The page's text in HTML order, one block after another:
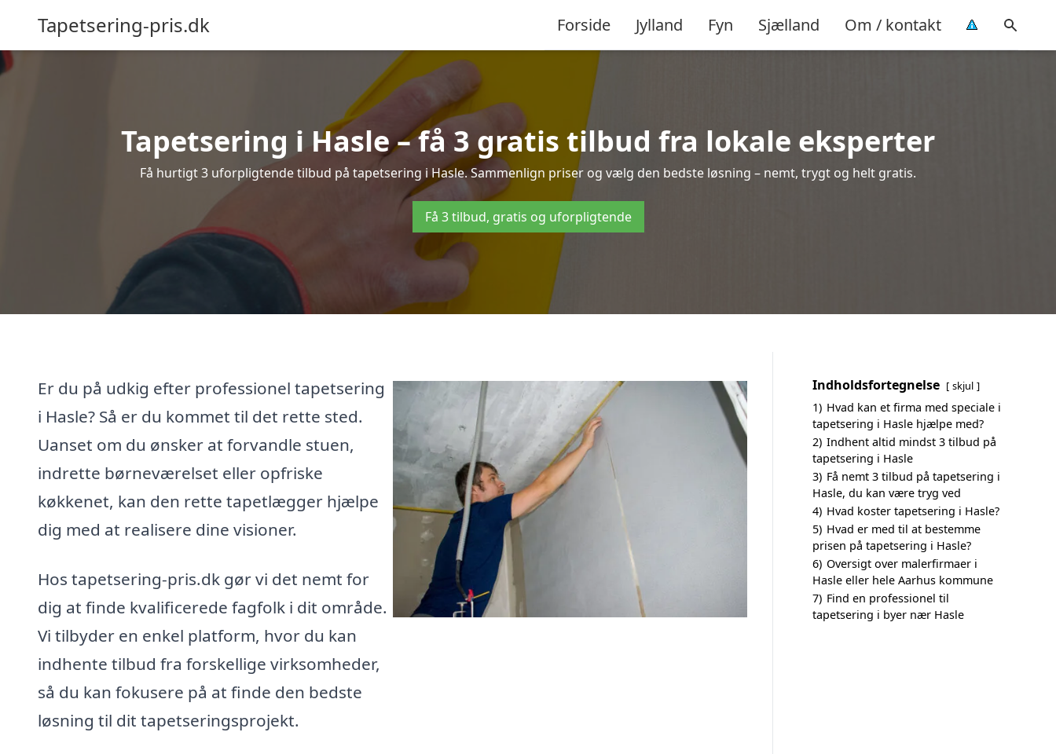
Tapetsering-pris.dk Forside Jylland Fyn Sjælland Om / kontakt
Tapetsering i Hasle – få 3 gratis tilbud fra lokale eksperter
Få hurtigt 3 uforpligtende tilbud på tapetsering i Hasle. Sammenlign priser og vælg den bedste løsning – nemt, trygt og helt gratis.
Få 3 tilbud, gratis og uforpligtende
Er du på udkig efter professionel tapetsering
i Hasle? Så er du kommet til det rette sted.
Uanset om du ønsker at forvandle stuen,
indrette børneværelset eller opfriske
køkkenet, kan den rette tapetlægger hjælpe
dig med at realisere dine visioner.
Hos tapetsering-pris.dk gør vi det nemt for
dig at finde kvalificerede fagfolk i dit område.
Vi tilbyder en enkel platform, hvor du kan
indhente tilbud fra forskellige virksomheder,
så du kan fokusere på at finde den bedste
løsning til dit tapetseringsprojekt.
Indholdsfortegnelse skjul
1) Hvad kan et firma med speciale i
tapetsering i Hasle hjælpe med?
2) Indhent altid mindst 3 tilbud på
tapetsering i Hasle
3) Få nemt 3 tilbud på tapetsering i
Hasle, du kan være tryg ved
4) Hvad koster tapetsering i Hasle?
5) Hvad er med til at bestemme
prisen på tapetsering i Hasle?
6) Oversigt over malerfirmaer i
Hasle eller hele Aarhus kommune
7) Find en professionel til
tapetsering i byer nær Hasle